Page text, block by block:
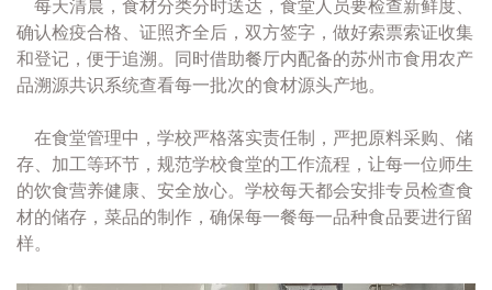
每天清晨，食材分类分时送达，食堂人员要检查新鲜度、
确认检疫合格、证照齐全后，双方签字，做好索票索证收集
和登记，便于追溯。同时借助餐厅内配备的苏州市食用农产
品溯源共识系统查看每一批次的食材源头产地。
在食堂管理中，学校严格落实责任制，严把原料采购、储
存、加工等环节，规范学校食堂的工作流程，让每一位师生
的饮食营养健康、安全放心。学校每天都会安排专员检查食
材的储存，菜品的制作，确保每一餐每一品种食品要进行留
样。